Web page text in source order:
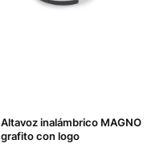
Altavoz inalámbrico MAGNO
grafito con logo